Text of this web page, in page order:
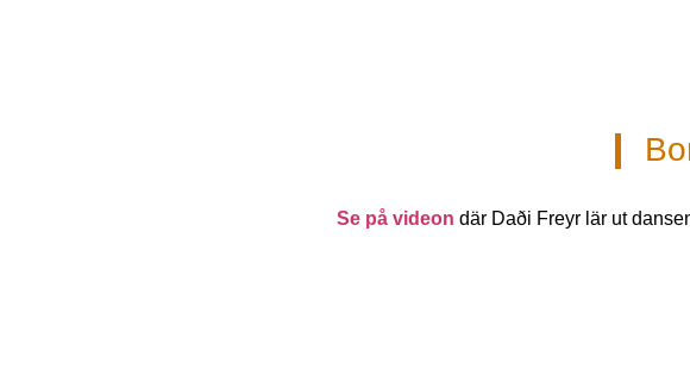
Se på videon där Daði Freyr lär ut